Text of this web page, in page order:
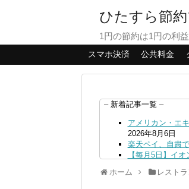
ひたすら節
1円の節約は1円の利
スマホ決済 公共料金
– 新着記事一覧 –
アメリカン・エ
2026年8月6日
楽天ペイ、自粛
【毎月5日】イ
4日
ホーム レストラ